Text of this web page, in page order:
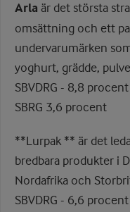
Arla är det största
omsättning och ett
undervarumärken
yoghurt, grädde,
SBVDRG - 8,8 procent
SBRG 3,6 procent
**Lurpak ** är det
bredbara produkter i
Nordafrika och
SBVDRG - 6,6 procent